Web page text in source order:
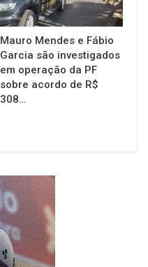
Mauro Mendes e Fábio
Garcia são investigados
em operação da PF
sobre acordo de R$
308…